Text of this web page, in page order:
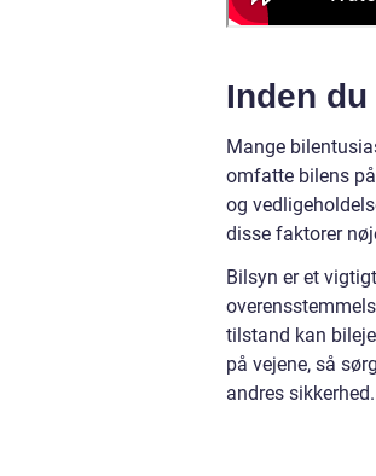
Inden
Mange
omfatte bilens
og
disse faktorer
Bilsyn er et
tilstand kan
på vejene, så
andres sikkerhed.